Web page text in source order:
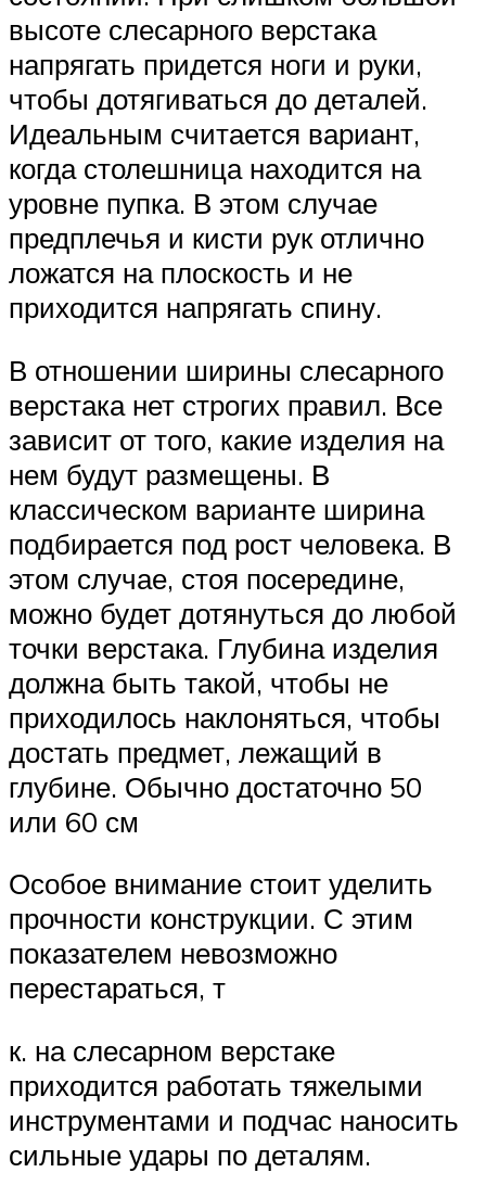
высоте слесарного верстака
напрягать придется ноги и руки,
чтобы дотягиваться до деталей.
Идеальным считается вариант,
когда столешница находится на
уровне пупка. В этом случае
предплечья и кисти рук отлично
ложатся на плоскость и не
приходится напрягать спину.
В отношении ширины слесарного
верстака нет строгих правил. Все
зависит от того, какие изделия на
нем будут размещены. В
классическом варианте ширина
подбирается под рост человека. В
этом случае, стоя посередине,
можно будет дотянуться до любой
точки верстака. Глубина изделия
должна быть такой, чтобы не
приходилось наклоняться, чтобы
достать предмет, лежащий в
глубине. Обычно достаточно 50
или 60 см
Особое внимание стоит уделить
прочности конструкции. С этим
показателем невозможно
перестараться, т
к. на слесарном верстаке
приходится работать тяжелыми
инструментами и подчас наносить
сильные удары по деталям.